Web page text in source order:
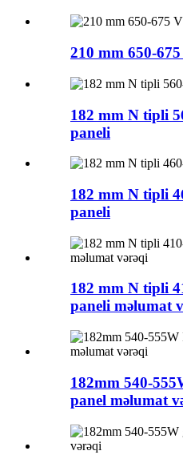
210 mm 650-
182 mm N tipli
paneli
182 mm N tipli
paneli
182 mm N tipli
paneli məlumat
182mm 540-
panel məlumat